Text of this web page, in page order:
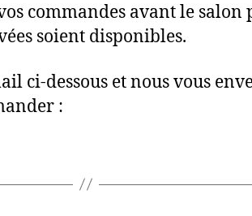
commandes avant le salon
soient disponibles.
ci-dessous et nous vous
: